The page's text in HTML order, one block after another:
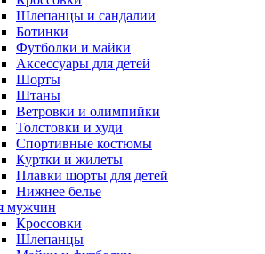
Шлепанцы и сандалии
Ботинки
Футболки и майки
Аксессуары для детей
Шорты
Штаны
Ветровки и олимпийки
Толстовки и худи
Спортивные костюмы
Куртки и жилеты
Плавки шорты для детей
Нижнее белье
мужчин
Кроссовки
Шлепанцы